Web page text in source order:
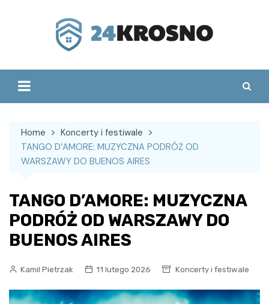
Home
Koncerty i festiwale
TANGO D’AMORE: MUZYCZNA PODRÓŻ OD
WARSZAWY DO BUENOS AIRES
TANGO D’AMORE: MUZYCZNA
PODRÓŻ OD WARSZAWY DO
BUENOS AIRES
Kamil Pietrzak 11 lutego 2026 Koncerty i festiwale